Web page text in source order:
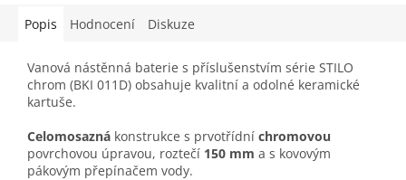
Popis Hodnocení Diskuze
Vanová nástěnná baterie s příslušenstvím série STILO
chrom (BKI 011D) obsahuje kvalitní a odolné keramické
kartuše.
Celomosazná konstrukce s prvotřídní chromovou
povrchovou úpravou, roztečí 150 mm a s kovovým
pákovým přepínačem vody.